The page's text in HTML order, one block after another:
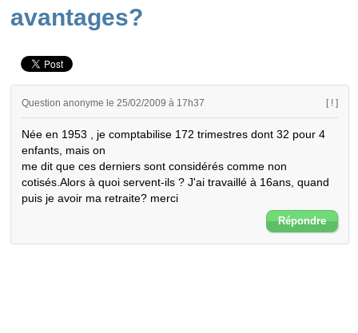
avantages?
Question anonyme le 25/02/2009 à 17h37 [ ! ]
Née en 1953 , je comptabilise 172 trimestres dont 32 pour 4
enfants, mais on
me dit que ces derniers sont considérés comme non
cotisés.Alors à quoi servent-ils ? J'ai travaillé à 16ans, quand
puis je avoir ma retraite? merci
Répondre